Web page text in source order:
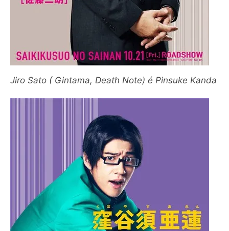
Jiro Sato ( Gintama, Death Note) é Pinsuke Kanda